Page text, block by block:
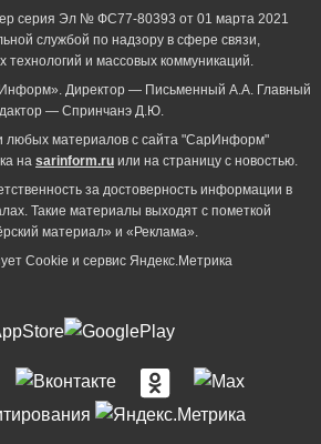
серия Эл № ФС77-80393 от 01 марта 2021
службой по надзору в сфере связи,
и массовых коммуникаций.
Директор — Письменный А.А. Главный
— Спринчанэ Д.Ю.
любых материалов с сайта "СарИнформ"
на sarinform.ru или на страницу с новостью.
за достоверность информации в
Такие материалы выходят с пометкой
материал» и «Реклама».
Cookie и сервиc Яндекс.Метрика